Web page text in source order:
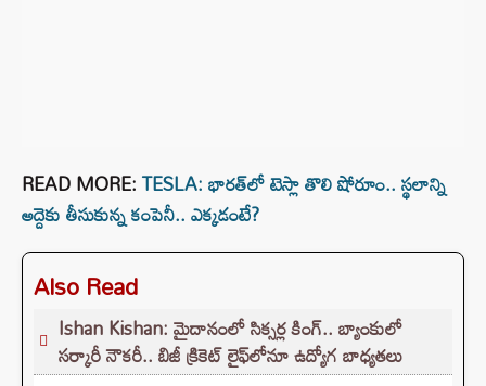
READ MORE:TESLA: భారత్‌లో టెస్లా తొలి షోరూం.. స్థలాన్ని
అద్దెకు తీసుకున్న కంపెనీ.. ఎక్కడంటే?
Also Read
Ishan Kishan: మైదానంలో సిక్సర్ల కింగ్.. బ్యాంకులో
సర్కారీ నౌకరీ.. బిజీ క్రికెట్ లైఫ్‌లోనూ ఉద్యోగ బాధ్యతలు